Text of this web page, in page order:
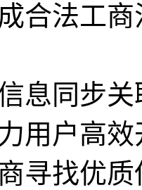
合法工
息同步
用户高
寻找优